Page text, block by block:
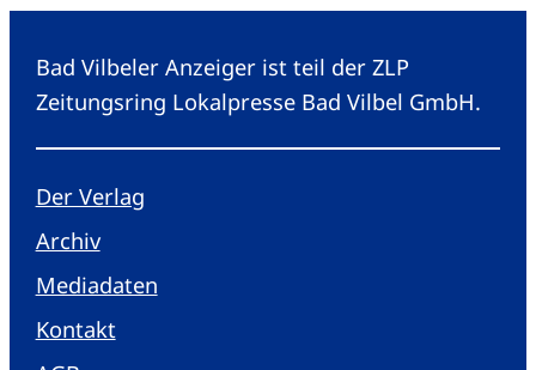
Bad Vilbeler Anzeiger ist teil der ZLP
Zeitungsring Lokalpresse Bad Vilbel GmbH.
Der Verlag
Archiv
Mediadaten
Kontakt